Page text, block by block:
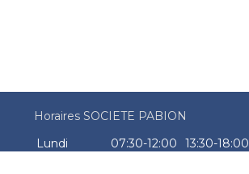
Horaires SOCIETE PABION
Lundi
07:30-12:00
13:30-18:00